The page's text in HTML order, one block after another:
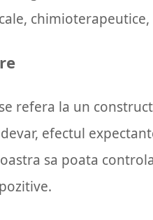
refera la un
efectul
sa poata